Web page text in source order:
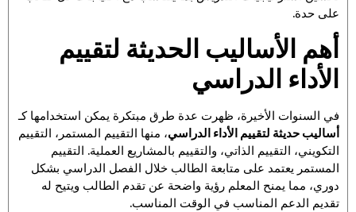
على حدة.
أهم الأساليب الحديثة لتقييم
الأداء الدراسي
في السنوات الأخيرة، ظهرت عدة طرق مبتكرة يمكن استخدامها كـ
أساليب حديثة لتقييم الأداء الدراسي، منها التقييم المستمر، التقييم
التكويني، التقييم الذاتي، والتقييم بالمشاريع العملية. التقييم
المستمر يعتمد على متابعة الطالب خلال الفصل الدراسي بشكل
دوري، مما يمنح المعلم رؤية واضحة عن تقدم الطالب ويتيح له
تقديم الدعم المناسب في الوقت المناسب.